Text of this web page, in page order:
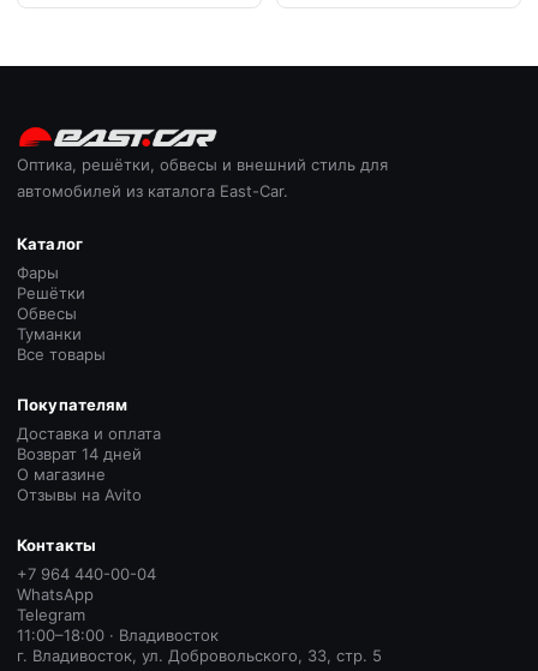
Оптика, решётки, обвесы и внешний стиль для
автомобилей из каталога East-Car.
Каталог
Фары
Решётки
Обвесы
Туманки
Все товары
Покупателям
Доставка и оплата
Возврат 14 дней
О магазине
Отзывы на Avito
Контакты
+7 964 440-00-04
WhatsApp
Telegram
11:00–18:00 · Владивосток
г. Владивосток, ул. Добровольского, 33, стр. 5